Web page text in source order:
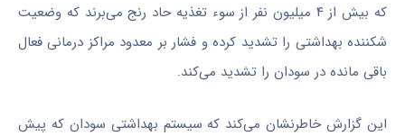
که بیش از ۴ میلیون نفر از سوء تغذیه حاد رنج می‌برند که وضعیت
شکننده بهداشتی را تشدید کرده و فشار بر معدود مراکز درمانی فعال
باقی مانده در سودان را تشدید می‌کند.
این گزارش خاطرنشان می‌کند که سیستم بهداشتی سودان که پیش